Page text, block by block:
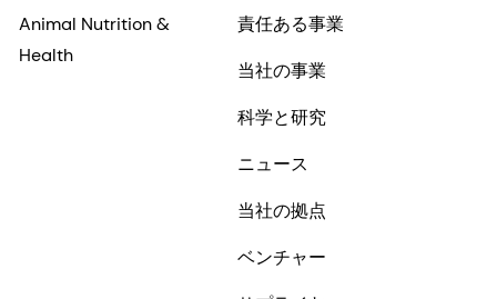
Animal Nutrition &
Health
責任ある事業
当社の事業
科学と研究
ニュース
当社の拠点
ベンチャー